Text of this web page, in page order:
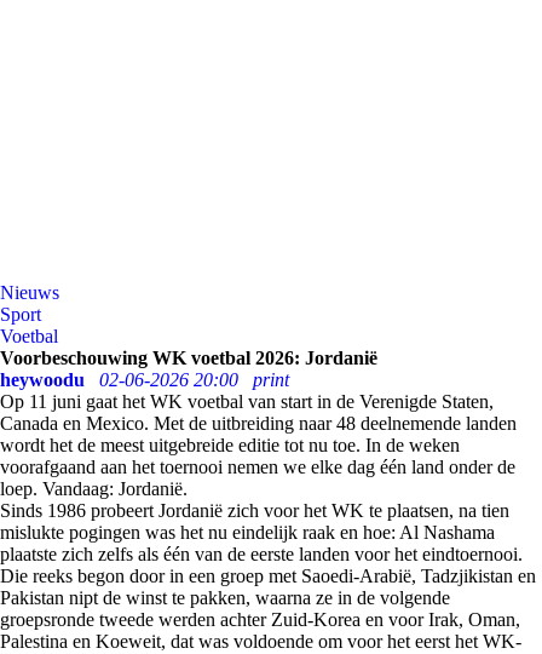
Nieuws
Sport
Voetbal
Voorbeschouwing WK voetbal 2026: Jordanië
heywoodu
02-06-2026 20:00
print
Op 11 juni gaat het WK voetbal van start in de Verenigde Staten,
Canada en Mexico. Met de uitbreiding naar 48 deelnemende landen
wordt het de meest uitgebreide editie tot nu toe. In de weken
voorafgaand aan het toernooi nemen we elke dag één land onder de
loep. Vandaag: Jordanië.
Sinds 1986 probeert Jordanië zich voor het WK te plaatsen, na tien
mislukte pogingen was het nu eindelijk raak en hoe: Al Nashama
plaatste zich zelfs als één van de eerste landen voor het eindtoernooi.
Die reeks begon door in een groep met Saoedi-Arabië, Tadzjikistan en
Pakistan nipt de winst te pakken, waarna ze in de volgende
groepsronde tweede werden achter Zuid-Korea en voor Irak, Oman,
Palestina en Koeweit, dat was voldoende om voor het eerst het WK-